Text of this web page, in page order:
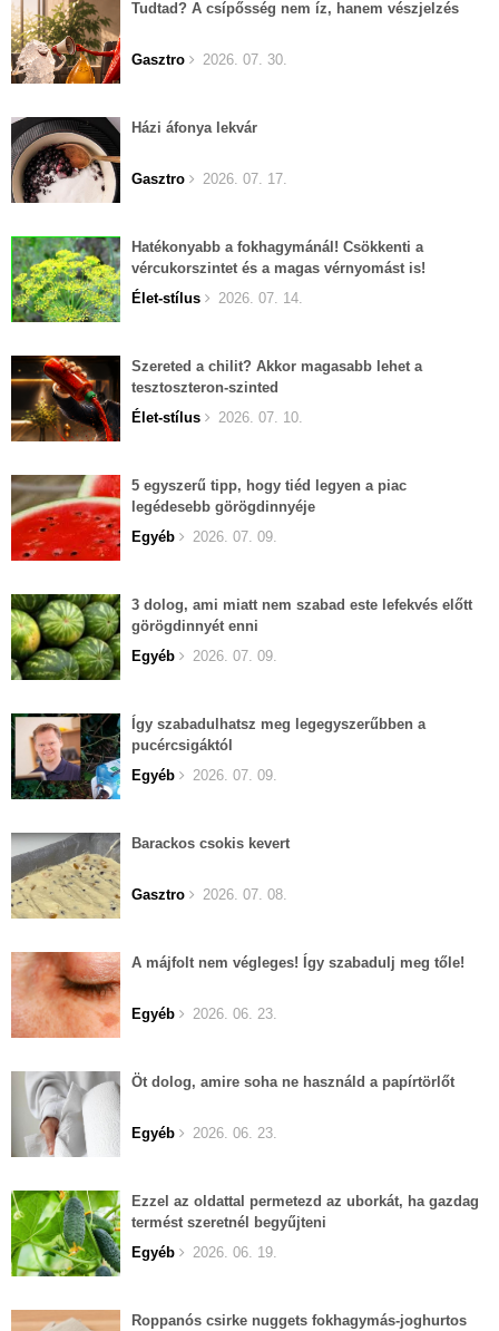
Tudtad? A csípősség nem íz, hanem vészjelzés
Gasztro 2026. 07. 30.
Házi áfonya lekvár
Gasztro 2026. 07. 17.
Hatékonyabb a fokhagymánál! Csökkenti a
vércukorszintet és a magas vérnyomást is!
Élet-stílus
2026. 07. 14.
Szereted a chilit? Akkor magasabb lehet a
tesztoszteron-szinted
Élet-stílus
2026. 07. 10.
5 egyszerű tipp, hogy tiéd legyen a piac
legédesebb görögdinnyéje
Egyéb
2026. 07. 09.
3 dolog, ami miatt nem szabad este lefekvés előtt
görögdinnyét enni
Egyéb
2026. 07. 09.
Így szabadulhatsz meg legegyszerűbben a
pucércsigáktól
Egyéb
2026. 07. 09.
Barackos csokis kevert
Gasztro 2026. 07. 08.
A májfolt nem végleges! Így szabadulj meg tőle!
Egyéb 2026. 06. 23.
Öt dolog, amire soha ne használd a papírtörlőt
Egyéb 2026. 06. 23.
Ezzel az oldattal permetezd az uborkát, ha gazdag
termést szeretnél begyűjteni
Egyéb
2026. 06. 19.
Roppanós csirke nuggets fokhagymás-joghurtos